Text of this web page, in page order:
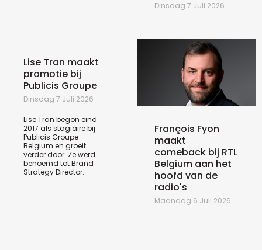
Dinsdag 7 Juli 2026
Lise Tran maakt
promotie bij
Publicis Groupe
Dinsdag 7 Juli 2026
Lise Tran begon eind
2017 als stagiaire bij
Publicis Groupe
Belgium en groeit
verder door. Ze werd
benoemd tot Brand
Strategy Director.
François Fyon
maakt
comeback bij RTL
Belgium aan het
hoofd van de
radio's
Maandag 6 Juli 2026